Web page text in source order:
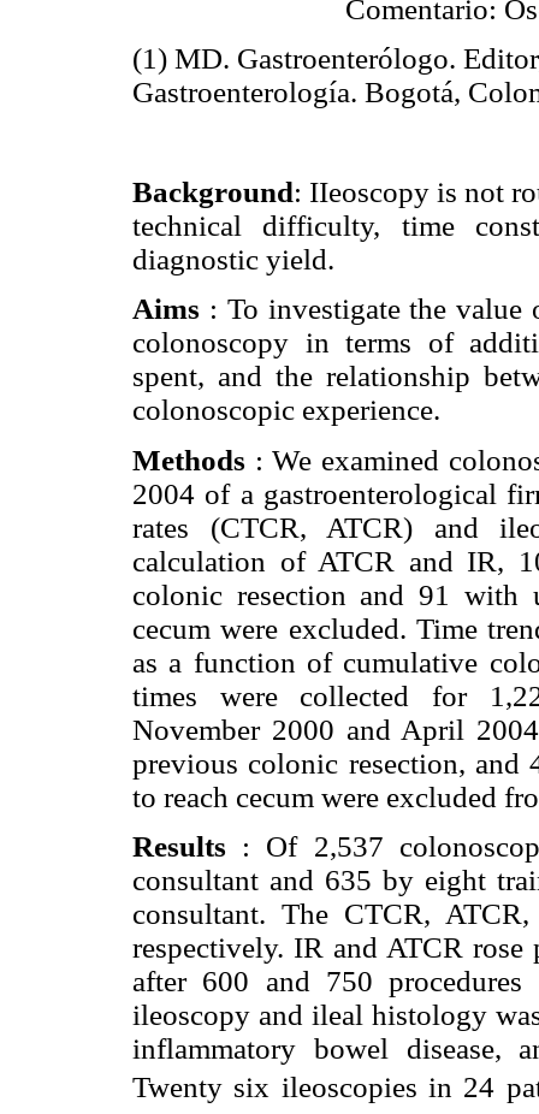
Comentario:
(1) MD. Gastroenterólogo.
Gastroenterología. Bogotá,
Background: IIeoscopy is not
technical difficulty, time
diagnostic yield.
Aims : To investigate the
colonoscopy in terms of
spent, and the relationship
colonoscopic experience.
Methods : We examined
2004 of a gastroenterological
rates (CTCR, ATCR) and
calculation of ATCR and IR,
colonic resection and 91 with
cecum were excluded. Time
as a function of cumulative
times were collected for
November 2000 and April
previous colonic resection, and
to reach cecum were excluded
Results : Of 2,537
consultant and 635 by eight
consultant. The CTCR,
respectively. IR and ATCR
after 600 and 750
ileoscopy and ileal histology
inflammatory bowel disease,
Twenty six ileoscopies in 24